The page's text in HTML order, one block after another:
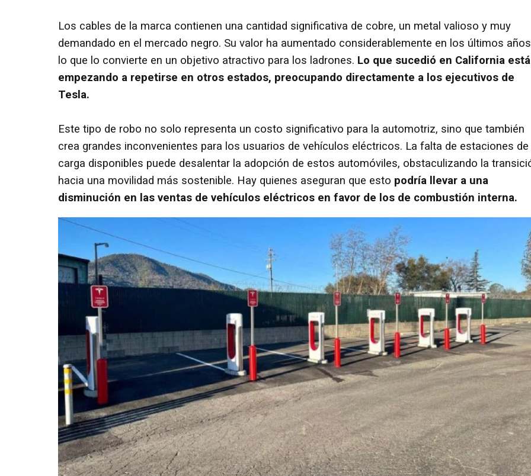
Los cables de la marca contienen una cantidad significativa de cobre, un metal valioso y muy
demandado en el mercado negro. Su valor ha aumentado considerablemente en los últimos
lo que lo convierte en un objetivo atractivo para los ladrones. Lo que sucedió en California está
empezando a repetirse en otros estados, preocupando directamente a los ejecutivos de
Tesla.
Este tipo de robo no solo representa un costo significativo para la automotriz, sino que también
crea grandes inconvenientes para los usuarios de vehículos eléctricos. La falta de estaciones de
carga disponibles puede desalentar la adopción de estos automóviles, obstaculizando la
hacia una movilidad más sostenible. Hay quienes aseguran que esto podría llevar a una
disminución en las ventas de vehículos eléctricos en favor de los de combustión interna.